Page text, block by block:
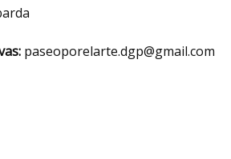
paseoporelarte.dgp@gmail.com